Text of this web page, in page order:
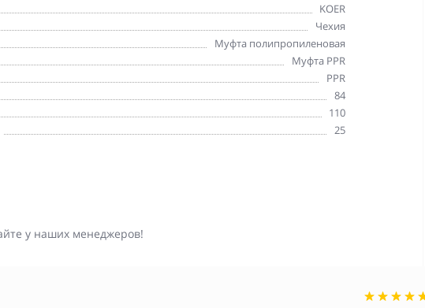
KOER
Чехия
Муфта полипропиленовая
Муфта PPR
PPR
84
110
25
у наших менеджеров!